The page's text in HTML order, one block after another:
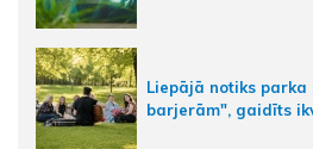
Liepājā notiks parka
barjerām", gaidīts